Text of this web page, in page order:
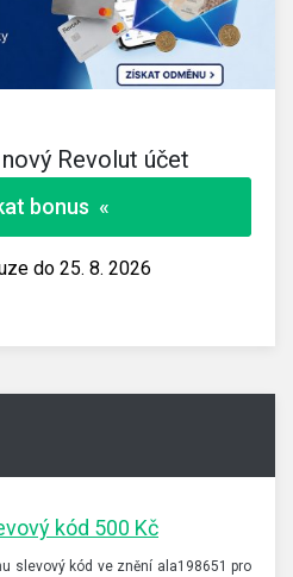
Revolut účet
bonus «
do 25. 8. 2026
kód 500 Kč
slevový kód ve znění ala198651 pro